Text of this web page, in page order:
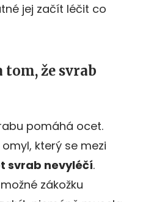
jej začít léčit co
tom, že svrab
pomáhá ocet.
který se mezi
svrab nevyléčí.
zákožku